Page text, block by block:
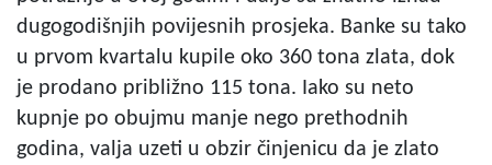
dugogodišnjih povijesnih prosjeka. Banke su tako
u prvom kvartalu kupile oko 360 tona zlata, dok
je prodano približno 115 tona. Iako su neto
kupnje po obujmu manje nego prethodnih
godina, valja uzeti u obzir činjenicu da je zlato